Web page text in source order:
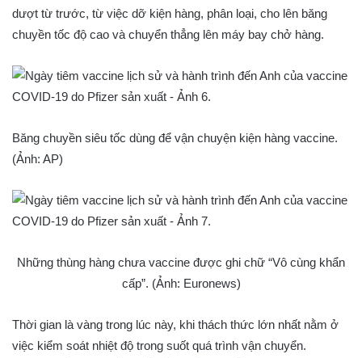
dượt từ trước, từ việc dỡ kiện hàng, phân loại, cho lên băng
chuyền tốc độ cao và chuyển thẳng lên máy bay chở hàng.
Băng chuyền siêu tốc dùng để vận chuyện kiện hàng vaccine.
(Ảnh: AP)
Những thùng hàng chưa vaccine được ghi chữ “Vô cùng khẩn
cấp”. (Ảnh: Euronews)
Thời gian là vàng trong lúc này, khi thách thức lớn nhất nằm ở
việc kiểm soát nhiệt độ trong suốt quá trình vận chuyển.